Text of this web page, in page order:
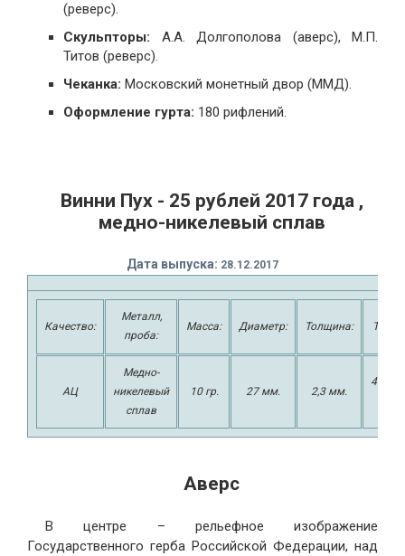
(реверс).
Скульпторы: А.А. Долгополова (аверс), М.П.
Титов (реверс).
Чеканка: Московский монетный двор (ММД).
Оформление гурта: 180 рифлений.
Винни Пух - 25 рублей 2017 года ,
медно-никелевый сплав
Дата выпуска: 28.12.2017
Качество:
Металл,
проба:
Масса: Диаметр: Толщина:
АЦ
Медно-
никелевый
сплав
10 гр. 27 мм. 2,3 мм.
Аверс
В центре – рельефное изображение
Государственного герба Российской Федерации, над